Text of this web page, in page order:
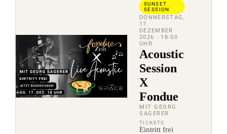
SUNSET
SESSION
DONNERSTAG,
17.
DEZEMBER
2026 · 18:00
UHR
Acoustic
Session
X
Fondue
MIT GEORG
SAGERER
TICKETS
Eintritt frei